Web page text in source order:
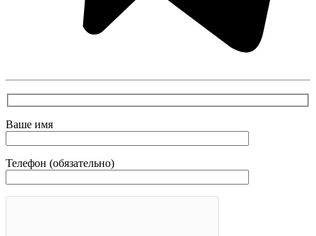
В самое ближайшее время с Вами свяжется наш
очень вежливый менеджер и уточнит детали.
Зафиксирует скидку за заявку с каталога Астра
Ваше имя
Телефон (обязательно)